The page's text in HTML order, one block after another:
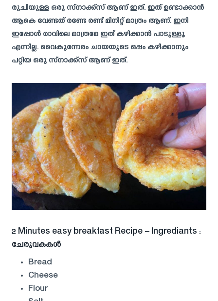
രുചിയുള്ള ഒരു സ്നാക്ക്സ് ആണ് ഇത്. ഇത് ഉണ്ടാക്കാൻ
ആകെ വേണ്ടത് രണ്ടേ രണ്ട് മിനിറ്റ് മാത്രം ആണ്. ഇനി
ഇപ്പോൾ രാവിലെ മാത്രമേ ഇത് കഴിക്കാൻ പാടുള്ളൂ
എന്നില്ല. വൈകുന്നേരം ചായയുടെ ഒപ്പം കഴിക്കാനും
പറ്റിയ ഒരു സ്നാക്ക്സ് ആണ് ഇത്.
2 Minutes easy breakfast Recipe – Ingrediants :
ചേരുവകകൾ
Bread
Cheese
Flour